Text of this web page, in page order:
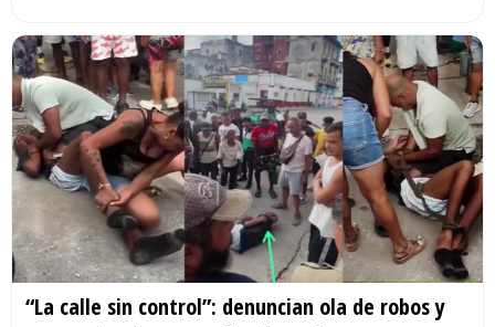
“La calle sin control”: denuncian ola de robos y